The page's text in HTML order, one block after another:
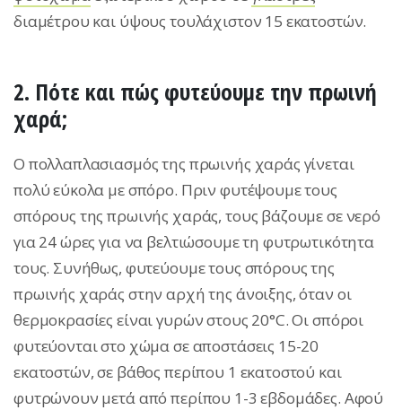
διαμέτρου και ύψους τουλάχιστον 15 εκατοστών.
2. Πότε και πώς φυτεύουμε την πρωινή
χαρά;
O πολλαπλασιασμός της πρωινής χαράς γίνεται
πολύ εύκολα με σπόρο. Πριν φυτέψουμε τους
σπόρους της πρωινής χαράς, τους βάζουμε σε νερό
για 24 ώρες για να βελτιώσουμε τη φυτρωτικότητα
τους. Συνήθως, φυτεύουμε τους σπόρους της
πρωινής χαράς στην αρχή της άνοιξης, όταν οι
θερμοκρασίες είναι γυρών στους 20°C. Οι σπόροι
φυτεύονται στο χώμα σε αποστάσεις 15-20
εκατοστών, σε βάθος περίπου 1 εκατοστού και
φυτρώνουν μετά από περίπου 1-3 εβδομάδες. Αφού